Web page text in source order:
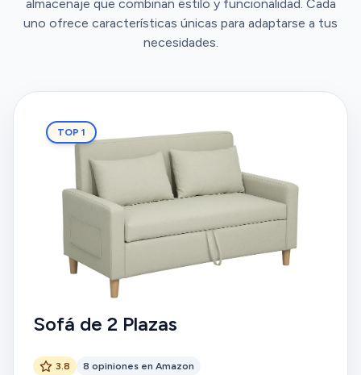
almacenaje que combinan estilo y funcionalidad. Cada
uno ofrece características únicas para adaptarse a tus
necesidades.
TOP 1
Sofá de 2 Plazas
3.8 8 opiniones en Amazon